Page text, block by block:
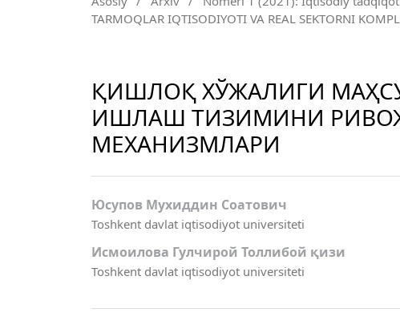
TARMOQLAR IQTISODIYOTI VA REAL SEKTORNI
ҚИШЛОҚ ХЎЖАЛИГИ
ИШЛАШ ТИЗИМИНИ
МЕХАНИЗМЛАРИ
Юсупов Мухиддин Соатович
Toshkent davlat iqtisodiyot universiteti
Исмоилова Гулчирой Толлибой қизи
Toshkent davlat iqtisodiyot universiteti